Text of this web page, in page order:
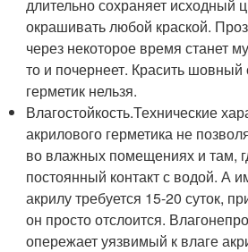
длительно сохраняет исходный
окрашивать любой краской.
через некоторое время станет
то и почернеет. Красить
герметик нельзя.
Влагостойкость.Технические
акрилового герметика не
во влажных помещениях и там,
постоянный контакт с водой. А
акрилу требуется 15-20 суток,
он просто отслоится.
опережает уязвимый к влаге